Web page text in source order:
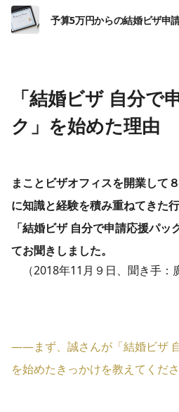
予算5万円からの結婚ビザ申
「結婚ビザ 自分で
ク」​を始めた理由
まことビザオフィスを開業して
に知識と経験を積み重ねてきた
「結婚ビザ 自分で申請応援パッ
てお聞きしました。
（2018年11月９日、聞き手：
――まず、誠さんが「結婚ビザ
を始めたきっかけを教えてくださ